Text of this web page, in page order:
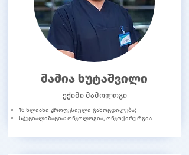
მამია ხუტაშვილი
ექიმი მამოლოგი
16 წლიანი პროფესიული გამოცდილება;
სპეციალიზაცია: ონკოლოგია, ონკოქირურგია